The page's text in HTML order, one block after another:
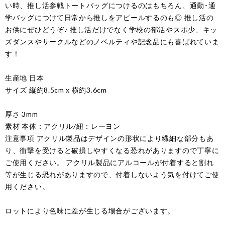
い時、推し活参戦トートバッグにつけるのはもちろん、通勤･通
学バッグにつけて日常から推しをアピールするのも◎ 推し活の
お供にぜひどうぞ♪ 推し活だけでなく学校の部活やスポ少、キッ
ズダンスやサークルなどのノベルティや記念品にも喜ばれていま
す！
生産地 日本
サイズ 縦約8.5cm x 横約3.6cm
厚さ 3mm
素材 本体：アクリル/紐：レーヨン
注意事項 アクリル製品はデザインの形状により繊細な部分もあ
り、衝撃を受けると破損しやすくなる恐れがありますので丁寧に
ご使用ください。 アクリル製品にアルコールが付着すると割れ
等が生じる恐れがありますので、付着しないよう気を付けてご使
用ください。
ロットにより色味に差が生じる場合がございます。